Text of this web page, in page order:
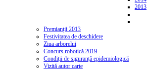
2013
Premianții 2013
Festivitatea de deschidere
Ziua arborelui
Concurs robotică 2019
Condiții de siguranță epidemiologică
Vizită autor carte